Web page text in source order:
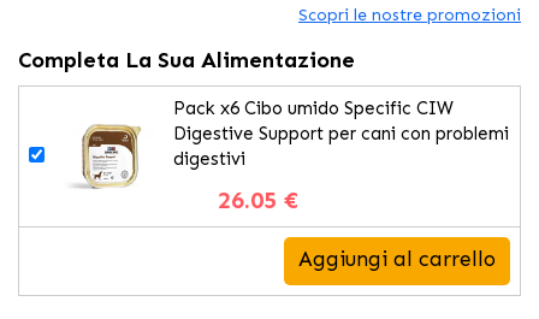
Scopri le nostre promozioni
Completa La Sua Alimentazione
Pack x6 Cibo umido Specific CIW
Digestive Support per cani con problemi
digestivi
26.05 €
Aggiungi al carrello